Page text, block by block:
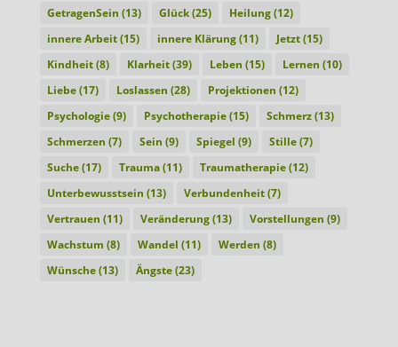
GetragenSein (13) Glück(25) Heilung(12)
innere Arbeit(15) innere Klärung(11) Jetzt(15)
Kindheit(8) Klarheit(39) Leben (15) Lernen (10)
Liebe(17) Loslassen (28) Projektionen (12)
Psychologie(9) Psychotherapie(15) Schmerz(13)
Schmerzen (7) Sein (9) Spiegel (9) Stille(7)
Suche(17) Trauma(11) Traumatherapie(12)
Unterbewusstsein (13) Verbundenheit(7)
Vertrauen (11) Veränderung(13) Vorstellungen (9)
Wachstum (8) Wandel (11) Werden (8)
Wünsche(13) Ängste(23)